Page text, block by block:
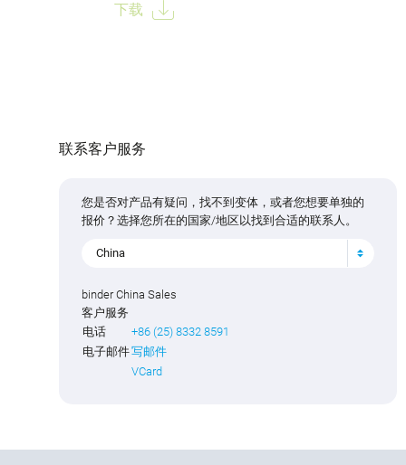
下载
联系客户服务
您是否对产品有疑问，找不到变体，或者您想要单独的
报价？选择您所在的国家/地区以找到合适的联系人。
China
binder China Sales
客户服务
电话
+86 (25) 8332 8591
电子邮件写邮件
VCard